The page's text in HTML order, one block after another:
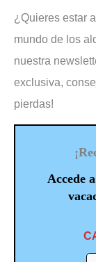
¿Quieres estar al tanto de las últimas novedades en el
mundo de los
nuestra
exclusiva,
pierdas!
Accede a contenido exclusivo de alquiler